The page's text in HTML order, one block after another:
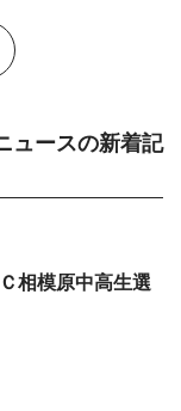
ュースの新着記
相模原中高生選